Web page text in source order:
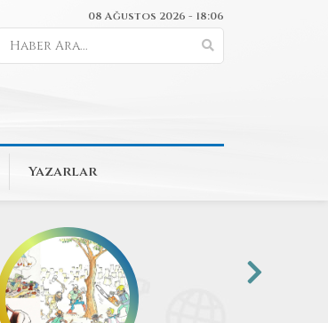
08 Ağustos 2026 - 18:06
Yazarlar